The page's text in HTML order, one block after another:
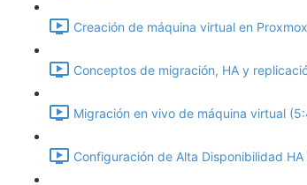
Creación de máquina virtual en
Conceptos de migración, HA y
Migración en vivo de máquina virtual
Configuración de Alta Disponibilidad